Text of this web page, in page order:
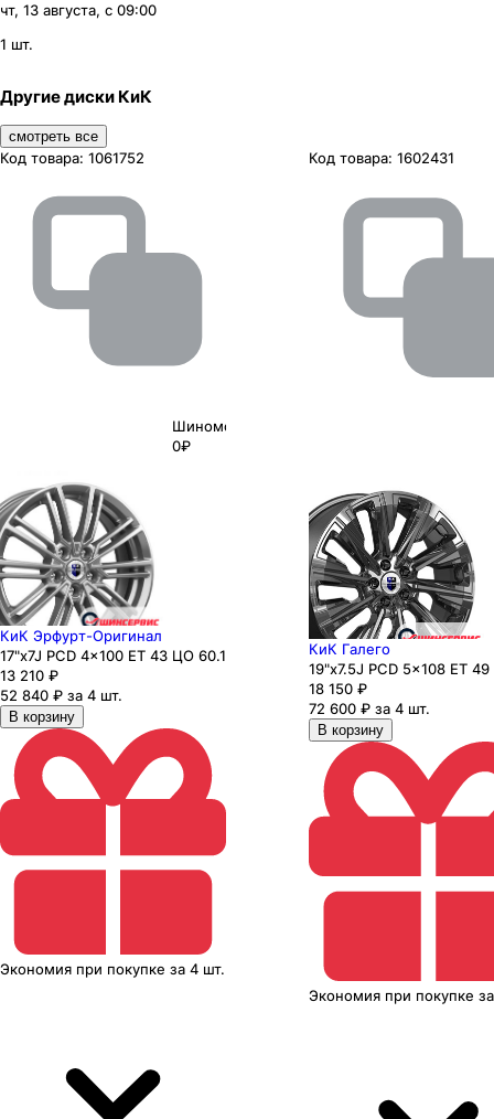
чт, 13 августа, с 09:00
1 шт.
Другие диски КиК
смотреть все
Код товара: 1061752
Шиномонтаж
0₽
КиК Эрфурт-Оригинал
17"x7J PCD 4x100 ЕТ 43 ЦО 60.1
13 210 ₽
52 840 ₽ за 4 шт.
В корзину
Экономия при покупке за 4 шт.
Код товара: 1602431
КиК Галего
19"x7.5J PCD 5x108 ЕТ
18 150 ₽
72 600 ₽ за 4 шт.
В корзину
Экономия при покупке